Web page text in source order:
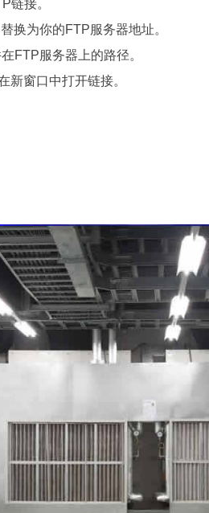
链接。
换为你的FTP服务器地址。
FTP服务器上的路径。
新窗口中打开链接。